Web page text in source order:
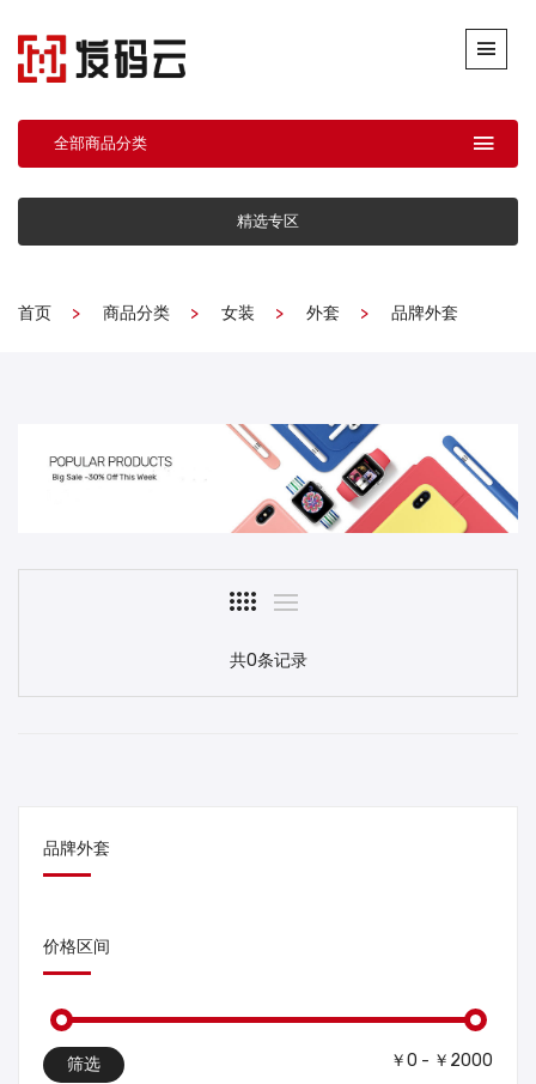
全部商品分类
精选专区
首页 商品分类 女装 外套 品牌外套
共0条记录
品牌外套
价格区间
筛选 ￥0 - ￥2000